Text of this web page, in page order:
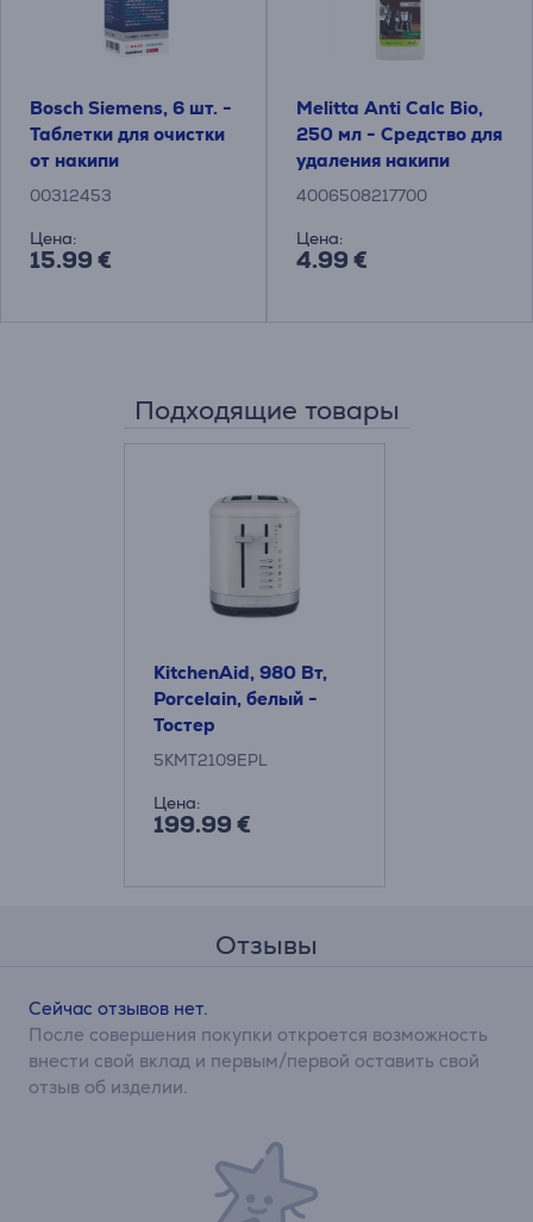
Bosch Siemens, 6 шт. -
Таблетки для очистки
от накипи
00312453
Цена:
15.99 €
Melitta Anti Calc Bio,
250 мл - Средство для
удаления накипи
4006508217700
Цена:
4.99 €
Подходящие товары
KitchenAid, 980 Вт,
Porcelain, белый -
Тостер
5KMT2109EPL
Цена:
199.99 €
Отзывы
Сейчас отзывов нет.
После совершения покупки откроется возможность
внести свой вклад и первым/первой оставить свой
отзыв об изделии.